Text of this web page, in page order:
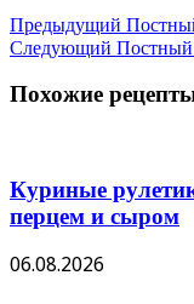
Предыдущий
Следующий Постный
Похожие
Куриные
перцем и сыром
06.08.2026